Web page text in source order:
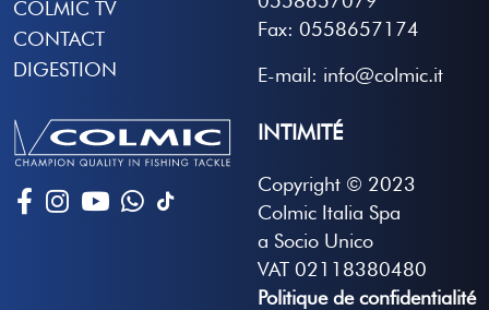
COLMIC TV
CONTACT
DIGESTION
Fax: 0558657174
E-mail: info@colmic.it
INTIMITÉ
Copyright © 2023
Colmic Italia Spa
a Socio Unico
VAT 02118380480
Politique de confidentialité